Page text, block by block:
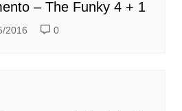
– The Funky 4 + 1
2016 0